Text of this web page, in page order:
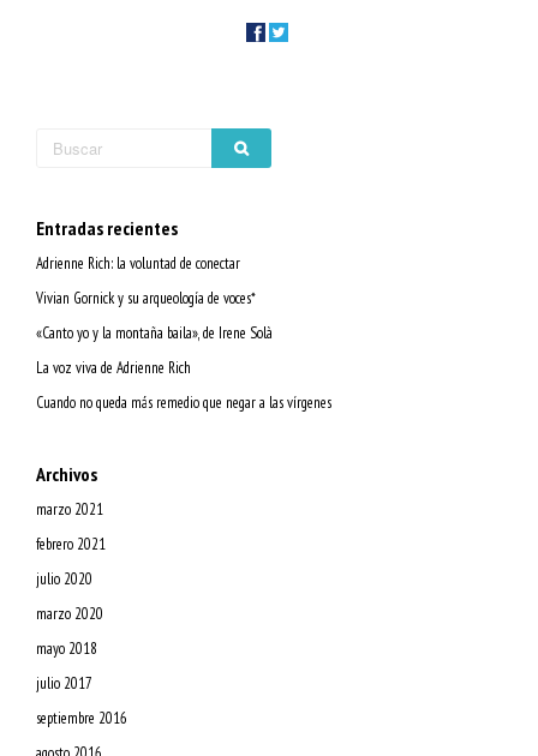
Entradas recientes
Adrienne Rich: la voluntad de conectar
Vivian Gornick y su arqueología de voces*
«Canto yo y la montaña baila», de Irene Solà
La voz viva de Adrienne Rich
Cuando no queda más remedio que negar a las vírgenes
Archivos
marzo 2021
febrero 2021
julio 2020
marzo 2020
mayo 2018
julio 2017
septiembre 2016